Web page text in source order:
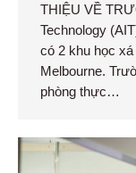
THIỆU VỀ
Technology
có 2 khu học
Melbourne.
phòng thực…